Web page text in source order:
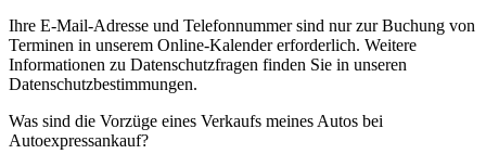
Ihre E-Mail-Adresse und Telefonnummer sind nur zur Buchung von
Terminen in unserem Online-Kalender erforderlich. Weitere
Informationen zu Datenschutzfragen finden Sie in unseren
Datenschutzbestimmungen.
Was sind die Vorzüge eines Verkaufs meines Autos bei
Autoexpressankauf?